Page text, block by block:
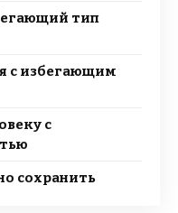
тип
с избегающим
с
сохранить